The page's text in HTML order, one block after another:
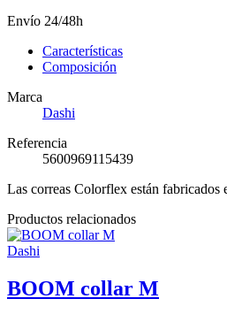
Envío 24/48h
Características
Composición
Marca
Dashi
Referencia
5600969115439
Las correas Colorflex están fabricados
Productos relacionados
Dashi
BOOM collar M